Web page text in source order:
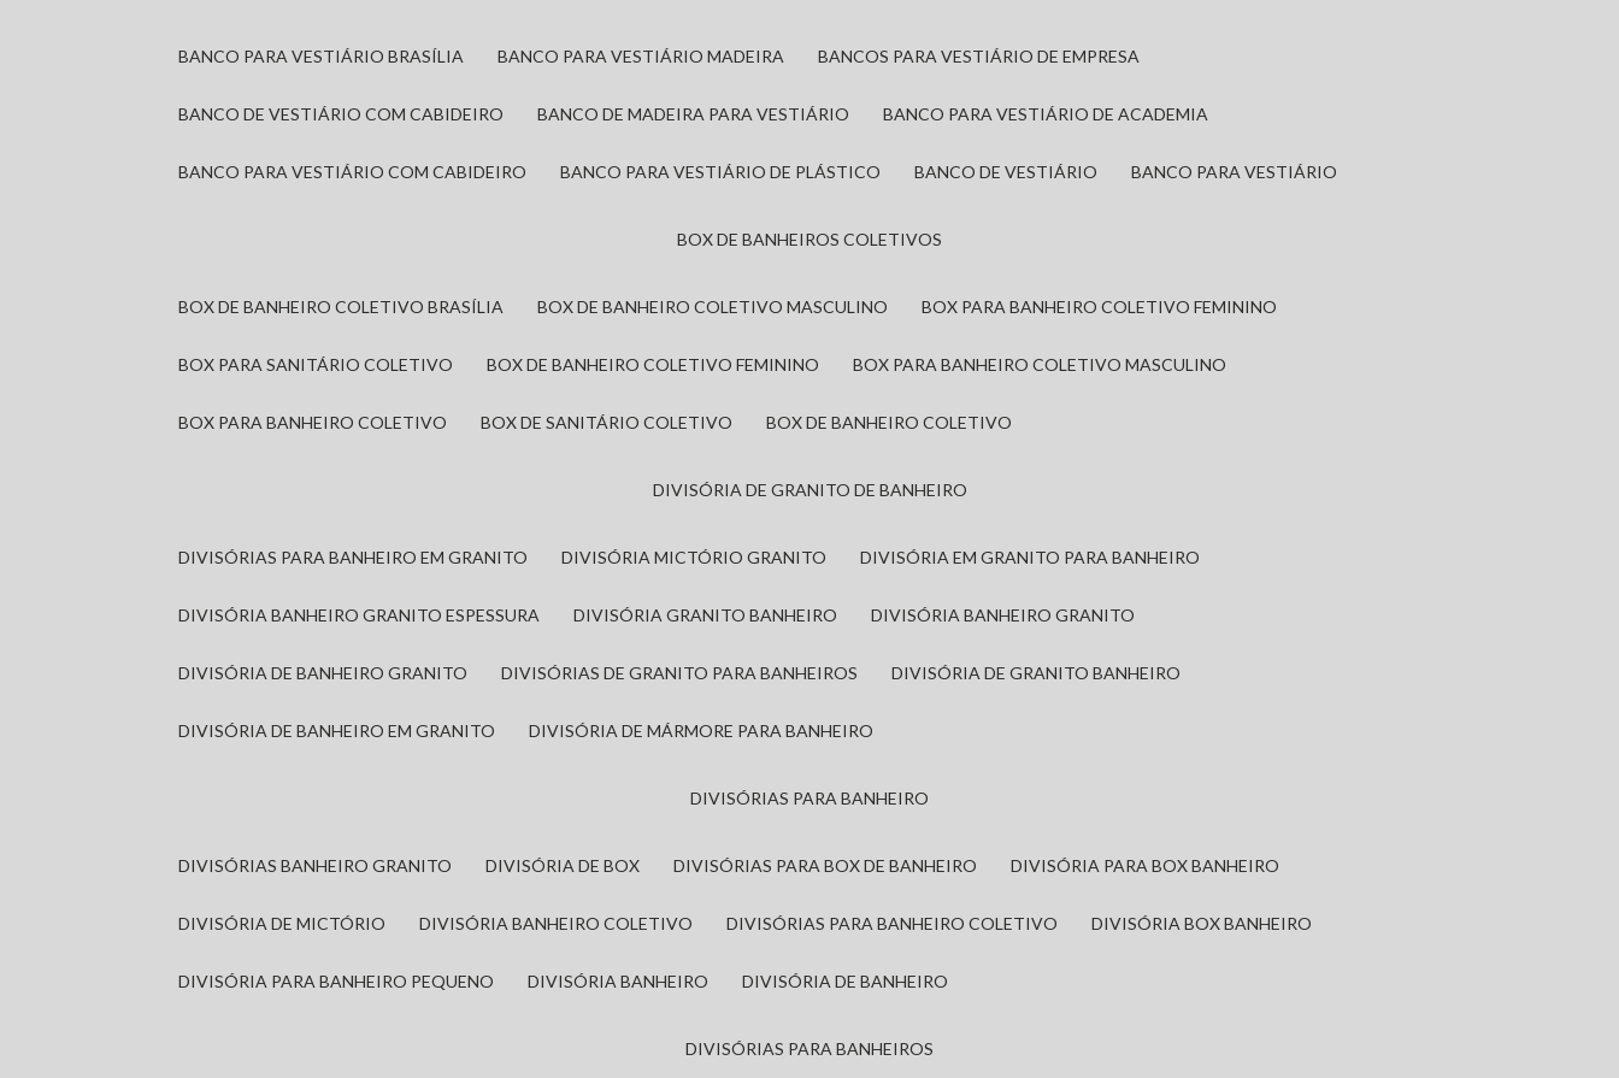
BANCO PARA VESTIÁRIO BRASÍLIA BANCO PARA VESTIÁRIO MADEIRA BANCOS PARA VESTIÁRIO DE EMPRESA
BANCO DE VESTIÁRIO COM CABIDEIRO BANCO DE MADEIRA PARA VESTIÁRIO BANCO PARA VESTIÁRIO DE ACADEMIA
BANCO PARA VESTIÁRIO COM CABIDEIRO BANCO PARA VESTIÁRIO DE PLÁSTICO BANCO DE VESTIÁRIO BANCO PARA VESTIÁRIO
BOX DE BANHEIROS COLETIVOS
BOX DE BANHEIRO COLETIVO BRASÍLIA BOX DE BANHEIRO COLETIVO MASCULINO BOX PARA BANHEIRO COLETIVO FEMININO
BOX PARA SANITÁRIO COLETIVO BOX DE BANHEIRO COLETIVO FEMININO BOX PARA BANHEIRO COLETIVO MASCULINO
BOX PARA BANHEIRO COLETIVO BOX DE SANITÁRIO COLETIVO BOX DE BANHEIRO COLETIVO
DIVISÓRIA DE GRANITO DE BANHEIRO
DIVISÓRIAS PARA BANHEIRO EM GRANITO DIVISÓRIA MICTÓRIO GRANITO DIVISÓRIA EM GRANITO PARA BANHEIRO
DIVISÓRIA BANHEIRO GRANITO ESPESSURA DIVISÓRIA GRANITO BANHEIRO DIVISÓRIA BANHEIRO GRANITO
DIVISÓRIA DE BANHEIRO GRANITO DIVISÓRIAS DE GRANITO PARA BANHEIROS DIVISÓRIA DE GRANITO BANHEIRO
DIVISÓRIA DE BANHEIRO EM GRANITO DIVISÓRIA DE MÁRMORE PARA BANHEIRO
DIVISÓRIAS PARA BANHEIRO
DIVISÓRIAS BANHEIRO GRANITO DIVISÓRIA DE BOX DIVISÓRIAS PARA BOX DE BANHEIRO DIVISÓRIA PARA BOX BANHEIRO
DIVISÓRIA DE MICTÓRIO DIVISÓRIA BANHEIRO COLETIVO DIVISÓRIAS PARA BANHEIRO COLETIVO DIVISÓRIA BOX BANHEIRO
DIVISÓRIA PARA BANHEIRO PEQUENO DIVISÓRIA BANHEIRO DIVISÓRIA DE BANHEIRO
DIVISÓRIAS PARA BANHEIROS